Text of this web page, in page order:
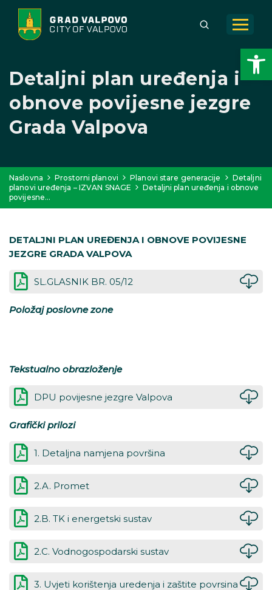
Open toolbar
Detaljni plan uređenja i
obnove povijesne jezgre
Grada Valpova
Naslovna Prostorni planovi Planovi stare generacije
Detaljni
planovi uređenja – IZVAN SNAGE
Detaljni plan uređenja i obnove
povijesne…
DETALJNI PLAN UREĐENJA I OBNOVE POVIJESNE
JEZGRE GRADA VALPOVA
SL.GLASNIK BR. 05/12
Položaj poslovne zone
Tekstualno obrazloženje
DPU povijesne jezgre Valpova
Grafički prilozi
1. Detaljna namjena površina
2.A. Promet
2.B. TK i energetski sustav
2.C. Vodnogospodarski sustav
3. Uvjeti korištenja uredenja i zaštite povrsina